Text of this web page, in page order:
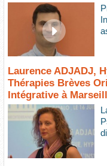
Laurence ADJADJ,
Thérapies Brèves
Intégrative à